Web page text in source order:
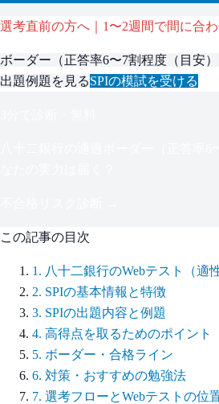
選考直前の方へ｜1〜2週間で間に合
ボーダー（正答率6〜7割程度（目安）
出題例題を見るSPIの模試を受ける
この記事の目次
1 . 八十二銀行のWebテスト（適
2. SPIの基本情報と特徴
3. SPIの出題内容と例題
4. 高得点を取るためのポイント
5. ボーダー・合格ライン
6. 対策・おすすめの勉強法
7. 選考フローとWebテストの位